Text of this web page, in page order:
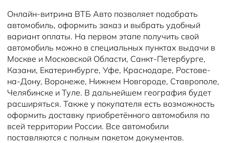
Онлайн-витрина ВТБ Авто позволяет подобрать
автомобиль, оформить заказ и выбрать удобный
вариант оплаты. На первом этапе получить свой
автомобиль можно в специальных пунктах выдачи в
Москве и Московской Области, Санкт-Петербурге,
Казани, Екатеринбурге, Уфе, Краснодаре, Ростове-
на-Дону, Воронеже, Нижнем Новгороде, Ставрополе,
Челябинске и Туле. В дальнейшем география будет
расширяться. Также у покупателя есть возможность
оформить доставку приобретённого автомобиля по
всей территории России. Все автомобили
поставляются с полным пакетом документов.